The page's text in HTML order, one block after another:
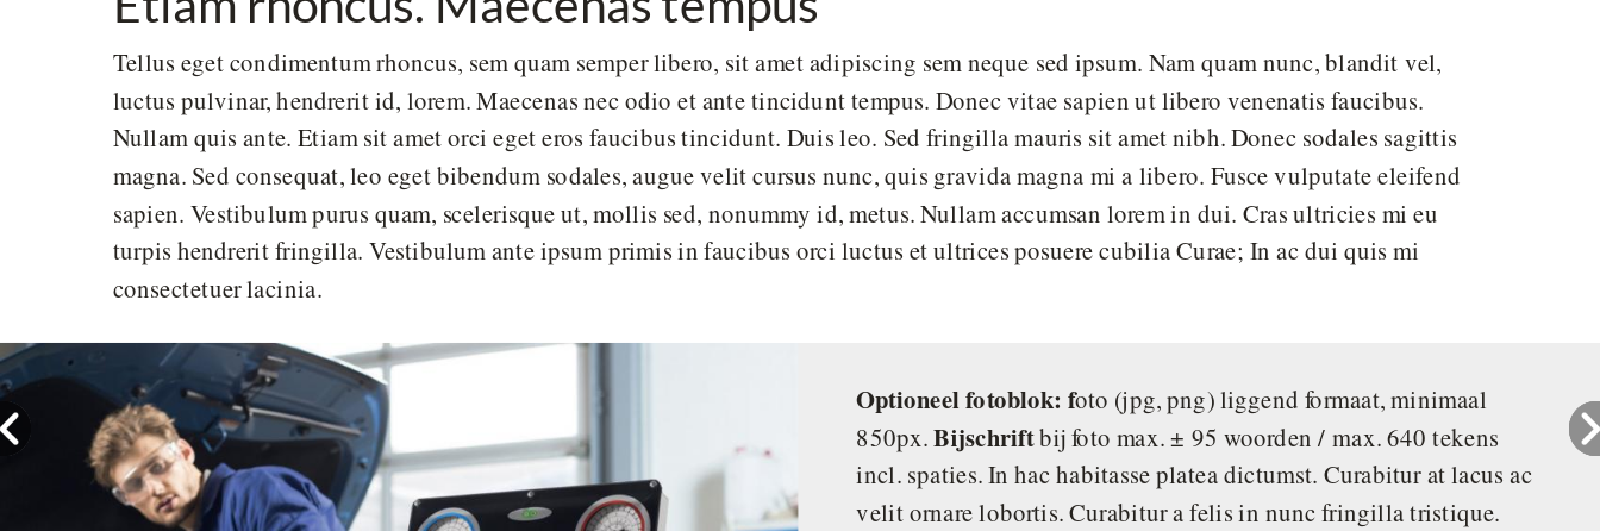
Tellus eget condimentum rhoncus, sem quam semper libero, sit amet adipiscing sem neque sed ipsum. Nam quam nunc, blandit vel,
luctus pulvinar, hendrerit id, lorem. Maecenas nec odio et ante tincidunt tempus. Donec vitae sapien ut libero venenatis faucibus.
Nullam quis ante. Etiam sit amet orci eget eros faucibus tincidunt. Duis leo. Sed fringilla mauris sit amet nibh. Donec sodales sagittis
magna. Sed consequat, leo eget bibendum sodales, augue velit cursus nunc, quis gravida magna mi a libero. Fusce vulputate eleifend
sapien. Vestibulum purus quam, scelerisque ut, mollis sed, nonummy id, metus. Nullam accumsan lorem in dui. Cras ultricies mi eu
turpis hendrerit fringilla. Vestibulum ante ipsum primis in faucibus orci luctus et ultrices posuere cubilia Curae; In ac dui quis mi
consectetuer lacinia.
Optioneel fotoblok: foto (jpg, png) liggend formaat, minimaal
850px.Bijschriftbij foto max. ± 95 woorden / max. 640 tekens
incl. spaties. In hac habitasse platea dictumst. Curabitur at lacus ac
velit ornare lobortis. Curabitur a felis in nunc fringilla tristique.